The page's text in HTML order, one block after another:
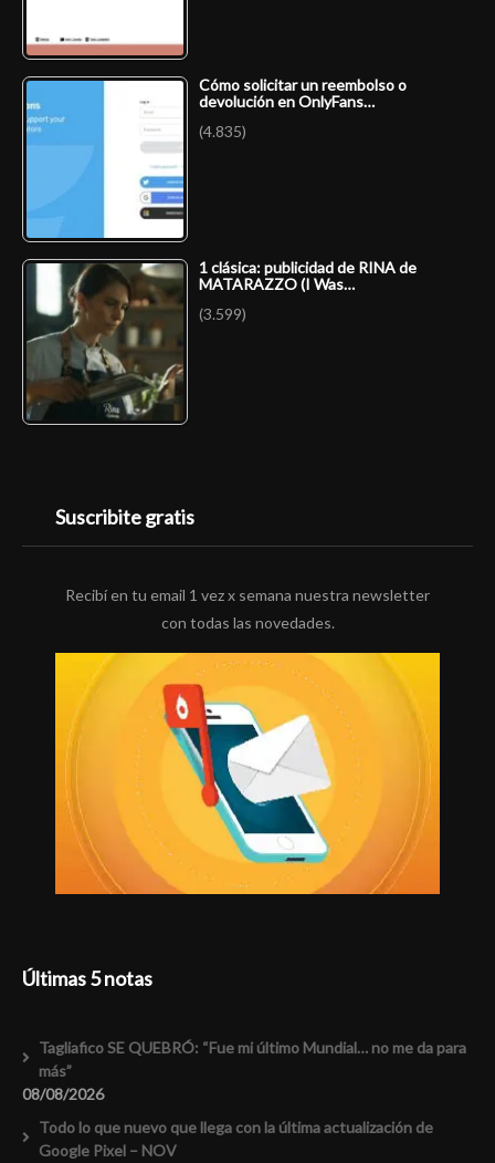
Cómo solicitar un reembolso o
devolución en OnlyFans…
(4.835)
1 clásica: publicidad de RINA de
MATARAZZO (I Was…
(3.599)
Suscribite gratis
Recibí en tu email 1 vez x semana nuestra newsletter
con todas las novedades.
Últimas 5 notas
Tagliafico SE QUEBRÓ: “Fue mi último Mundial… no me da para
más”
08/08/2026
Todo lo que nuevo que llega con la última actualización de
Google Pixel – NOV